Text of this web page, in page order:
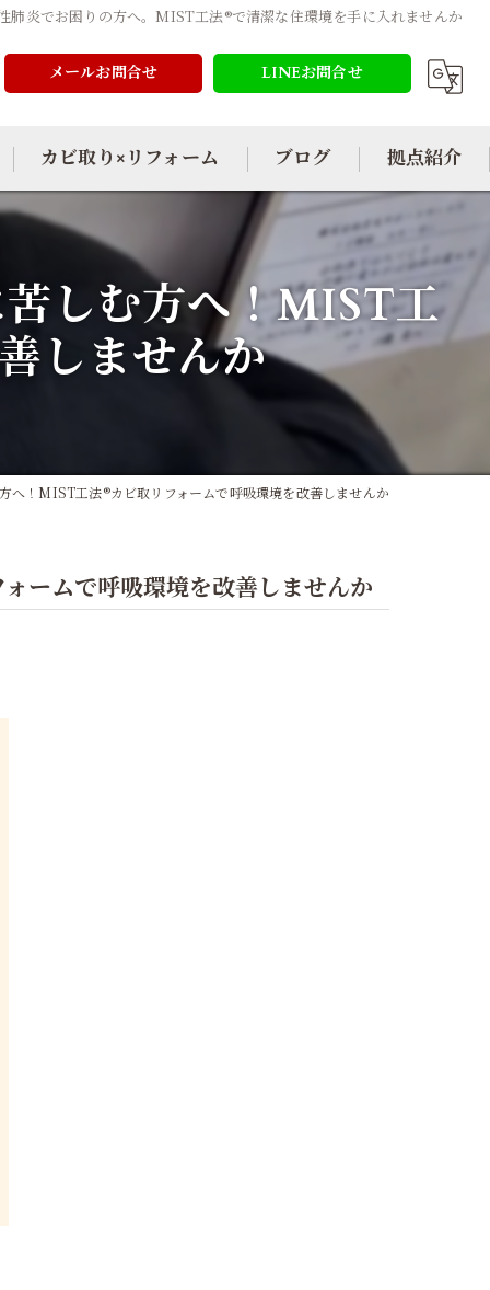
肺炎でお困りの方へ。MIST工法®で清潔な住環境を手に入れませんか
メールお問合せ LINEお問合せ
カビ取り×リフォーム ブログ 拠点紹介
しむ方へ！MIST工
しませんか
へ！MIST工法®カビ取リフォームで呼吸環境を改善しませんか
ームで呼吸環境を改善しませんか